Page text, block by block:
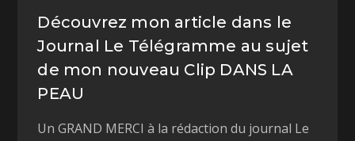
Découvrez mon article dans le
Journal Le Télégramme au sujet
de mon nouveau Clip DANS LA
PEAU
Un GRAND MERCI à la rédaction du journal Le